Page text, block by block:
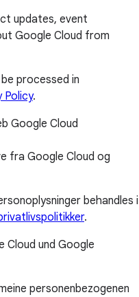
updates, event
Google Cloud from
processed in
Policy.
Google Cloud
fra Google Cloud og
behandles i
.
Cloud und Google
personenbezogenen